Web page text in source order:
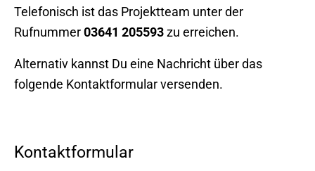
Telefonisch ist das Projektteam unter der
Rufnummer03641 205593zu erreichen.
Alternativ kannst Du eine Nachricht über das
folgende Kontaktformular versenden.
Kontaktformular